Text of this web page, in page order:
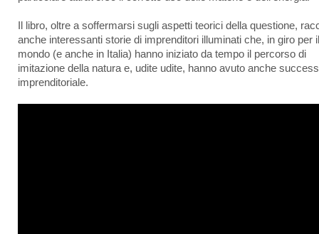
Il libro, oltre a soffermarsi sugli aspetti teorici della questione,
anche interessanti storie di imprenditori illuminati che, in giro per il
mondo (e anche in Italia) hanno iniziato da tempo il percorso di
imitazione della natura e, udite udite, hanno avuto anche
imprenditoriale.